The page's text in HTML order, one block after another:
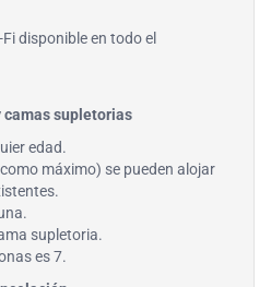
disponible en todo el
camas supletorias
edad.
máximo) se pueden alojar
supletoria.
es 7.